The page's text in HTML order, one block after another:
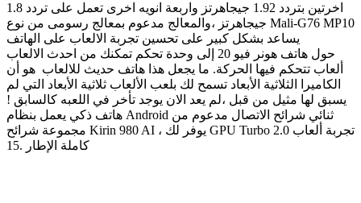
اخرتين بتردد 1.92 جيجاهرتز واربعة انويه اخرى تعمل على تردد 1.8
جيجاهرتز ،والمعالج مدعوم بمعالج رسومى من نوع Mali-G76 MP10
يساعد بشكل كبير على تحسين تجربة الالعاب على الهاتف
حول هاتف هونر فيو 20 إلى وحدة تحكم تمكنك من احدث الالعاب
ألعاب تتحكم فيها الحركة. ما يجعل هذا هاتف حديث للالعاب هو أن
الكاميرا الثلاثية الأبعاد تسمح لك بلعب الألعاب ثلاثية الأبعاد التي لم
يسبق لها مثيل من قبل ،لم يعد الان يوجد تأخر في اللعبه كالسابق !
هاتف ذكي يعمل بنظام Android ثنائي شرائح الاتصال مدعوم من
مجموعة شرائح Kirin 980 AI ، يوفر لك GPU Turbo 2.0 تجربة ألعاب
كاملة الإطار .15